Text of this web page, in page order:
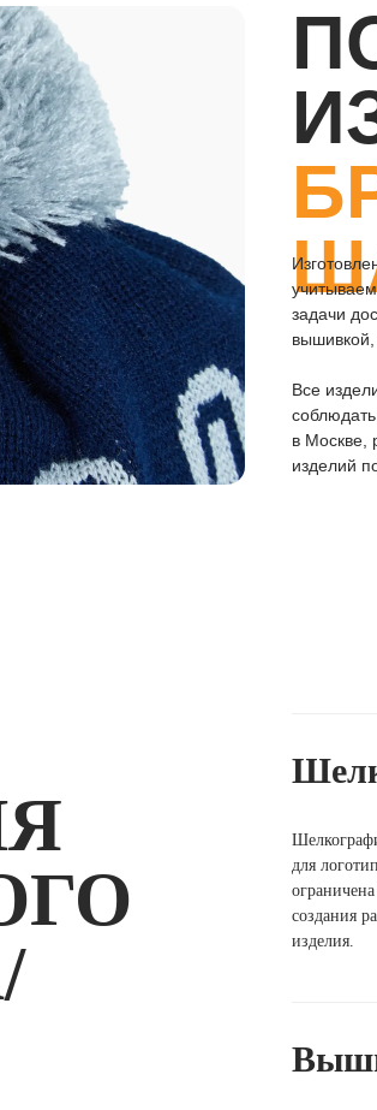
задачи
Все
в Москве,
изделий
для
создания
изделия.